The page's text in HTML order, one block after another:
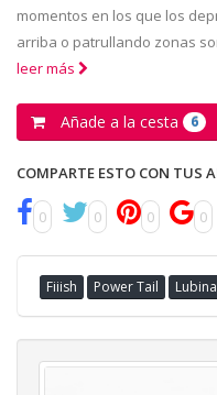
momentos en los que los
arriba o patrullando zonas
leer más
Añade a la cesta 6
COMPARTE ESTO CON TUS
0 0 0 0
Fiiish Power Tail Lubina